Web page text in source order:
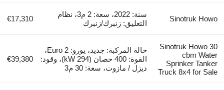
Sinotruk Howo
سنة: 2022، سعة: 2 م3، نظام
التعليق: زنبرك/زنبرك
€17,310
Sinotruk Howo 30
cbm Water
Sprinker Tanker
Truck 8x4 for Sale
حالة المركبة: جديد، يورو: Euro 2،
القوة: 400 حصان (294 kW)، وقود:
ديزل / مازوت، سعة: 30 م3
€39,380